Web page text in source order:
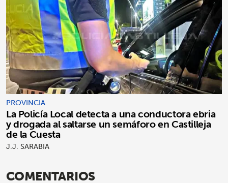
PROVINCIA
La Policía Local detecta a una conductora ebria
y drogada al saltarse un semáforo en Castilleja
de la Cuesta
J.J. SARABIA
COMENTARIOS